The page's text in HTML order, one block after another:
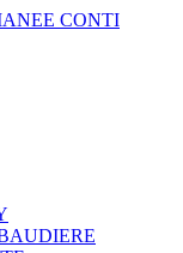
CONTI